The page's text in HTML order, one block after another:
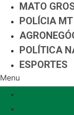
MATO
POLÍCIA MT
POLÍTICA
ESPORTES
Menu